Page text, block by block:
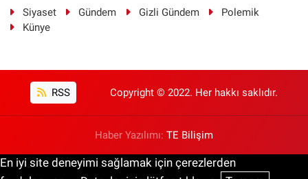
Siyaset Gündem Gizli Gündem
Polemik
Künye
RSS Copyright © 2022. Her hakkı saklıdır.
Haber Yazılımı: TE Bilişim
En iyi site deneyimi sağlamak için çerezlerden